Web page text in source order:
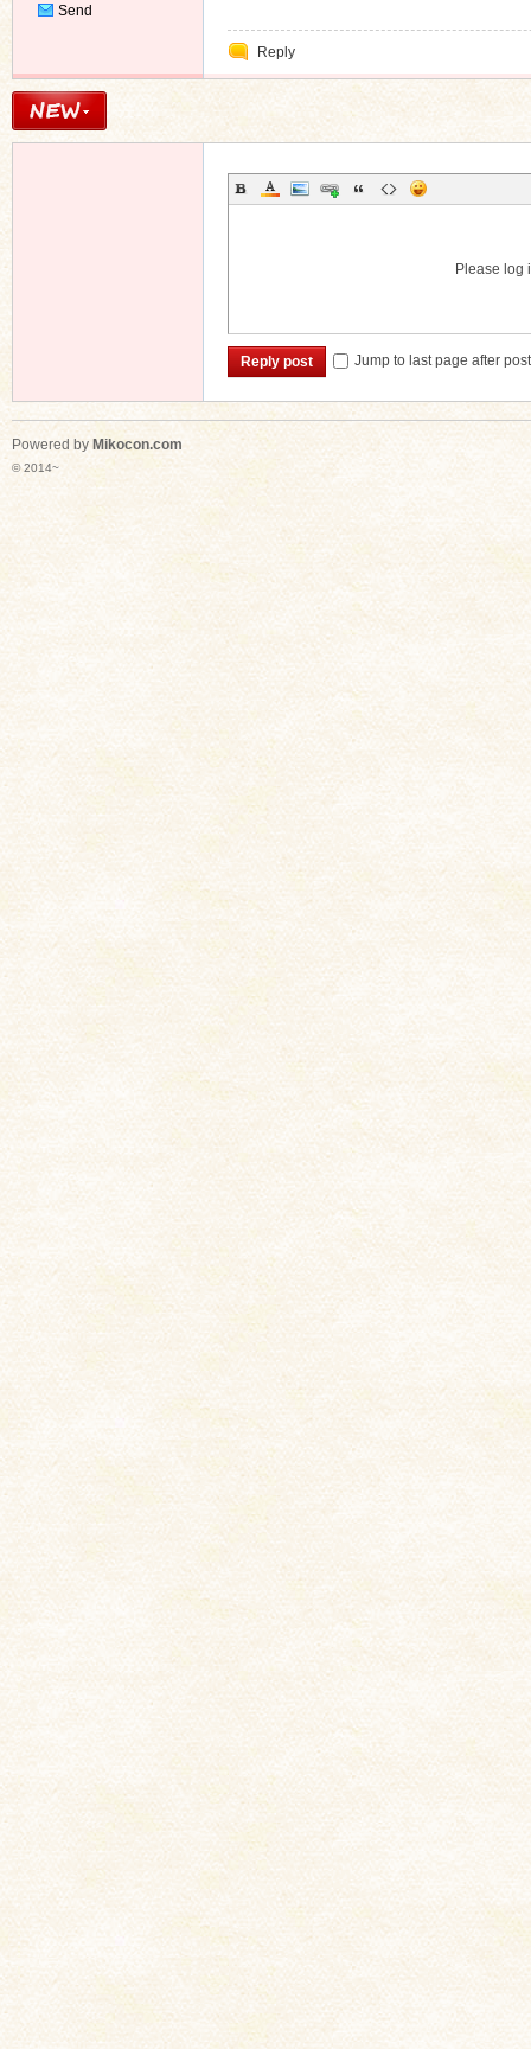
Send
Reply
Please log
Reply post Jump to last page after
Powered by Mikocon.com
© 2014~